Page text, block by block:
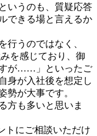
いうのも、質疑応答
できる場と言えるか
行うのではなく、
を感じており、御
すが……」といったご
身が入社後を想定し
勢が大事です。
方も多いと思いま
トにご相談いただけ